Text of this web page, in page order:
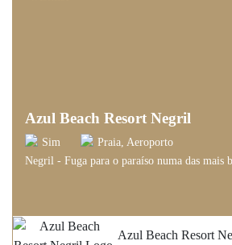
Azul Beach Resort Negril
Sim Praia, Aeroporto
Negril - Fuga para o paraíso numa das mais
Azul Beach Resort